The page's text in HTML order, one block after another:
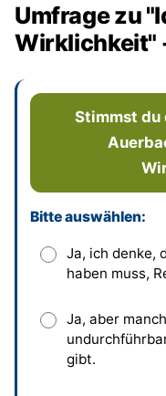
Umfrage zu
Wirklichkeit"
Stimmst du
Dieses Feld bitte
Bitte auswählen:
Ja, ich denke,
haben muss,
Ja, aber
gibt.